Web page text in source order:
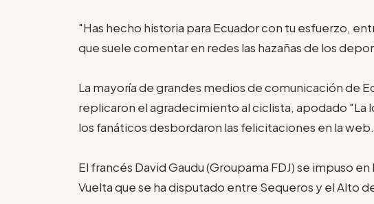
"Has hecho historia para Ecuador con tu esfuerzo,
que suele comentar en redes las hazañas de los
La mayoría de grandes medios de comunicación de
replicaron el agradecimiento al ciclista, apodado "La
los fanáticos desbordaron las felicitaciones en la web.
El francés David Gaudu (Groupama FDJ) se impuso
Vuelta que se ha disputado entre Sequeros y el Alto